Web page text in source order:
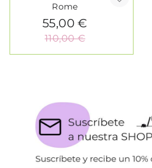
Rome
55,00 €
110,00 €